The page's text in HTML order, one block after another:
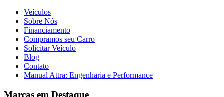
Veículos
Sobre Nós
Financiamento
Compramos seu Carro
Solicitar Veículo
Blog
Contato
Manual Attra: Engenharia e Performance
Marcas em Destaque